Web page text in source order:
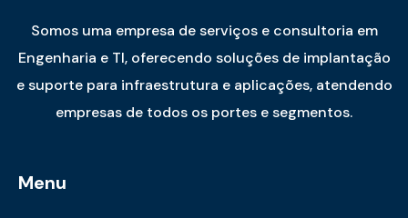
Somos uma empresa de serviços e consultoria em
Engenharia e TI, oferecendo soluções de implantação
e suporte para infraestrutura e aplicações, atendendo
empresas de todos os portes e segmentos.
Menu